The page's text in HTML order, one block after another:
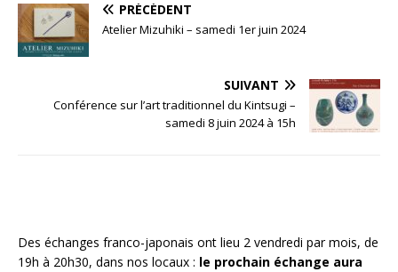
PRÉCÉDENT
Atelier Mizuhiki – samedi 1er juin 2024
SUIVANT
Conférence sur l’art traditionnel du Kintsugi –
samedi 8 juin 2024 à 15h
Des échanges franco-japonais ont lieu 2 vendredi par mois, de
19h à 20h30, dans nos locaux : le prochain échange aura